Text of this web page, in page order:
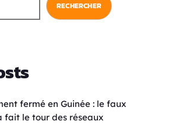
RECHERCHER
fermé en Guinée : le faux
fait le tour des réseaux